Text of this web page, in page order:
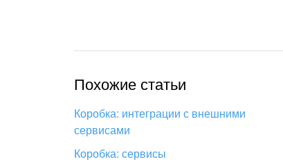
Похожие статьи
Коробка: интеграции с внешними
сервисами
Коробка: сервисы